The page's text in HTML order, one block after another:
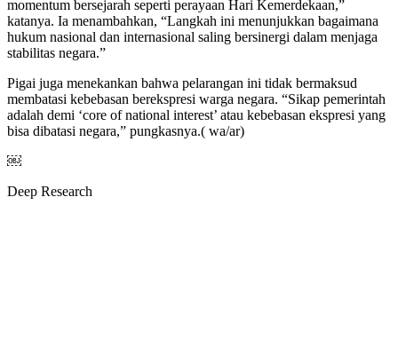
momentum bersejarah seperti perayaan Hari Kemerdekaan,”
katanya. Ia menambahkan, “Langkah ini menunjukkan bagaimana
hukum nasional dan internasional saling bersinergi dalam menjaga
stabilitas negara.”
Pigai juga menekankan bahwa pelarangan ini tidak bermaksud
membatasi kebebasan berekspresi warga negara. “Sikap pemerintah
adalah demi ‘core of national interest’ atau kebebasan ekspresi yang
bisa dibatasi negara,” pungkasnya.( wa/ar)
￼
Deep Research